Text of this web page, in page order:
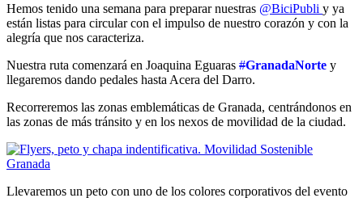
Hemos tenido una semana para preparar nuestras @BiciPubli y ya
están listas para circular con el impulso de nuestro corazón y con la
alegría que nos caracteriza.
Nuestra ruta comenzará en Joaquina Eguaras #GranadaNorte y
llegaremos dando pedales hasta Acera del Darro.
Recorreremos las zonas emblemáticas de Granada, centrándonos en
las zonas de más tránsito y en los nexos de movilidad de la ciudad.
Llevaremos un peto con uno de los colores corporativos del evento